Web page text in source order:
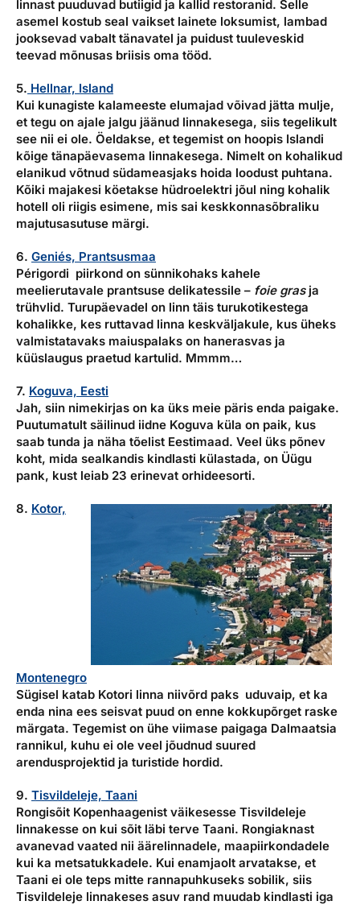
linnast puuduvad butiigid ja kallid restoranid. Selle
asemel kostub seal vaikset lainete loksumist, lambad
jooksevad vabalt tänavatel ja puidust tuuleveskid
teevad mõnusas briisis oma tööd.
5. Hellnar, Island
Kui kunagiste kalameeste elumajad võivad jätta mulje,
et tegu on ajale jalgu jäänud linnakesega, siis tegelikult
see nii ei ole. Öeldakse, et tegemist on hoopis Islandi
kõige tänapäevasema linnakesega. Nimelt on kohalikud
elanikud võtnud südameasjaks hoida loodust puhtana.
Kõiki majakesi köetakse hüdroelektri jõul ning kohalik
hotell oli riigis esimene, mis sai keskkonnasõbraliku
majutusasutuse märgi.
6. Geniés, Prantsusmaa
Périgordi piirkond on sünnikohaks kahele
meelierutavale prantsuse delikatessile – foie grasja
trühvlid. Turupäevadel on linn täis turukotikestega
kohalikke, kes ruttavad linna keskväljakule, kus üheks
valmistatavaks maiuspalaks on hanerasvas ja
küüslaugus praetud kartulid. Mmmm…
7. Koguva, Eesti
Jah, siin nimekirjas on ka üks meie päris enda paigake.
Puutumatult säilinud iidne Koguva küla on paik, kus
saab tunda ja näha tõelist Eestimaad. Veel üks põnev
koht, mida sealkandis kindlasti külastada, on Üügu
pank, kust leiab 23 erinevat orhideesorti.
8. Kotor,
Montenegro
Sügisel katab Kotori linna niivõrd paks uduvaip, et ka
enda nina ees seisvat puud on enne kokkupõrget raske
märgata. Tegemist on ühe viimase paigaga Dalmaatsia
rannikul, kuhu ei ole veel jõudnud suured
arendusprojektid ja turistide hordid.
9. Tisvildeleje, Taani
Rongisõit Kopenhaagenist väikesesse Tisvildeleje
linnakesse on kui sõit läbi terve Taani. Rongiaknast
avanevad vaated nii äärelinnadele, maapiirkondadele
kui ka metsatukkadele. Kui enamjaolt arvatakse, et
Taani ei ole teps mitte rannapuhkuseks sobilik, siis
Tisvildeleje linnakeses asuv rand muudab kindlasti iga